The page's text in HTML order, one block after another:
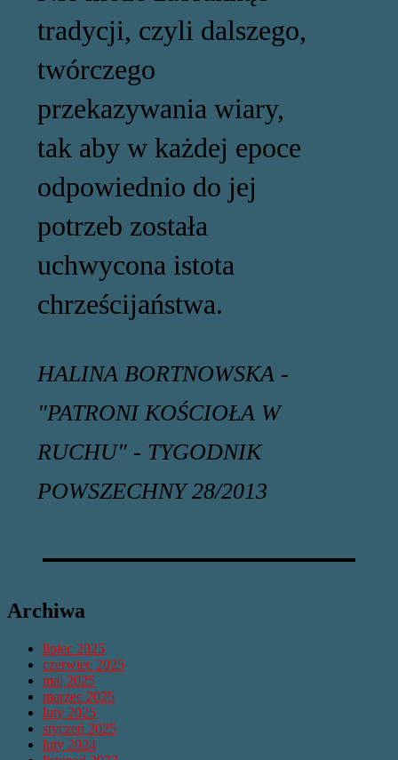
tradycji, czyli dalszego,
twórczego
przekazywania wiary,
tak aby w każdej epoce
odpowiednio do jej
potrzeb została
uchwycona istota
chrześcijaństwa.
HALINA BORTNOWSKA -
"PATRONI KOŚCIOŁA W
RUCHU" - TYGODNIK
POWSZECHNY 28/2013
Archiwa
lipiec 2025
czerwiec 2025
maj 2025
marzec 2025
luty 2025
styczeń 2025
luty 2024